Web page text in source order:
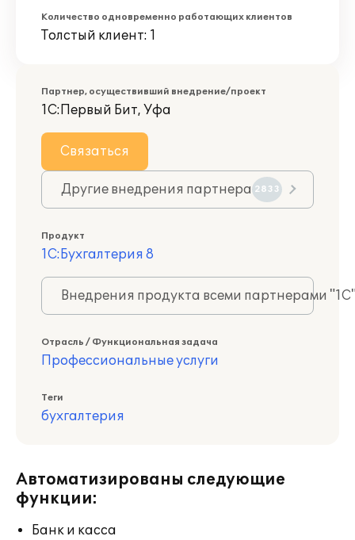
Количество одновременно работающих клиентов
Толстый клиент: 1
Партнер, осуществивший внедрение/проект
1С:Первый Бит, Уфа
Связаться
Другие внедрения партнера 2833
Продукт
1С:Бухгалтерия 8
Внедрения продукта всеми партнерами
Отрасль / Функциональная задача
Профессиональные услуги
Теги
бухгалтерия
Автоматизированы следующие
функции:
Банк и касса